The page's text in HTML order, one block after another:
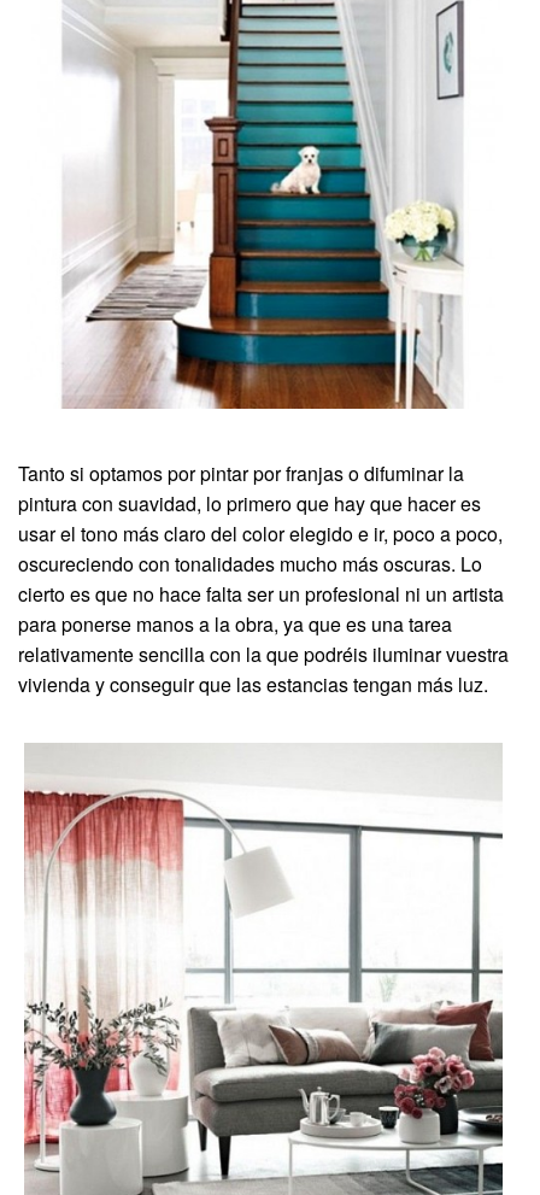
Tanto si optamos por pintar por franjas o difuminar la
pintura con suavidad, lo primero que hay que hacer es
usar el tono más claro del color elegido e ir, poco a poco,
oscureciendo con tonalidades mucho más oscuras. Lo
cierto es que no hace falta ser un profesional ni un artista
para ponerse manos a la obra, ya que es una tarea
relativamente sencilla con la que podréis iluminar vuestra
vivienda y conseguir que las estancias tengan más luz.